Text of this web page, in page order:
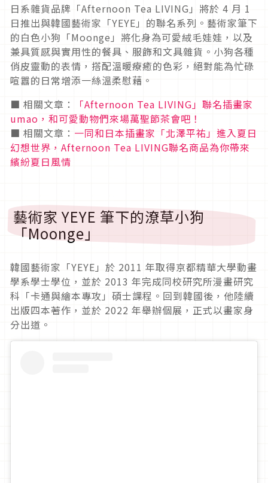
日系雜貨品牌「Afternoon Tea LIVING」將於 4 月 1
日推出與韓國藝術家「YEYE」的聯名系列。藝術家筆下
的白色小狗「Moonge」將化身為可愛絨毛娃娃，以及
兼具質感與實用性的餐具、服飾和文具雜貨。小狗各種
俏皮靈動的表情，搭配溫暖療癒的色彩，絕對能為忙碌
喧囂的日常增添一絲溫柔慰藉。
■ 相關文章：
「Afternoon Tea LIVING」聯名插畫家
umao，和可愛動物們來場萬聖節茶會吧！
■ 相關文章： 一同和日本插畫家「北澤平祐」進入夏日
幻想世界，Afternoon Tea LIVING聯名商品為你帶來
繽紛夏日風情
藝術家 YEYE 筆下的潦草小狗
「Moonge」
韓國藝術家「YEYE」於 2011 年取得京都精華大學動畫
學系學士學位，並於 2013 年完成同校研究所漫畫研究
科「卡通與繪本專攻」碩士課程。回到韓國後，他陸續
出版四本著作，並於 2022 年舉辦個展，正式以畫家身
分出道。